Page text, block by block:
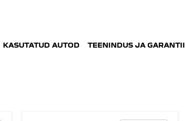
KASUTATUD AUTOD TEENINDUS JA GARANTII